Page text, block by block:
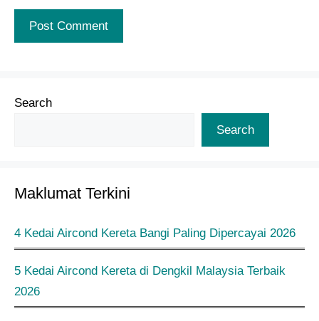
Search
Search
Maklumat Terkini
4 Kedai Aircond Kereta Bangi Paling Dipercayai 2026
5 Kedai Aircond Kereta di Dengkil Malaysia Terbaik
2026